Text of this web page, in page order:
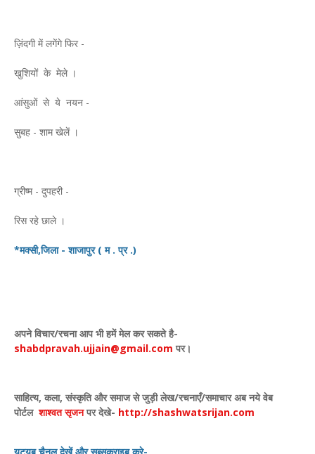
ज़िंदगी में लगेंगे फिर -
खुशियों के मेले ।
आंसुओं से ये नयन -
सुबह - शाम खेलें ।
ग्रीष्म - दुपहरी -
रिस रहे छाले ।
*मक्सी,जिला - शाजापुर ( म . प्र .)
अपने विचार/रचना आप भी हमें मेल कर सकते है-
shabdpravah.ujjain@gmail.com पर।
साहित्य, कला, संस्कृति और समाज से जुड़ी लेख/रचनाएँ/समाचार अब नये वेब
पोर्टल शाश्वत सृजन पर देखे- http://shashwatsrijan.com